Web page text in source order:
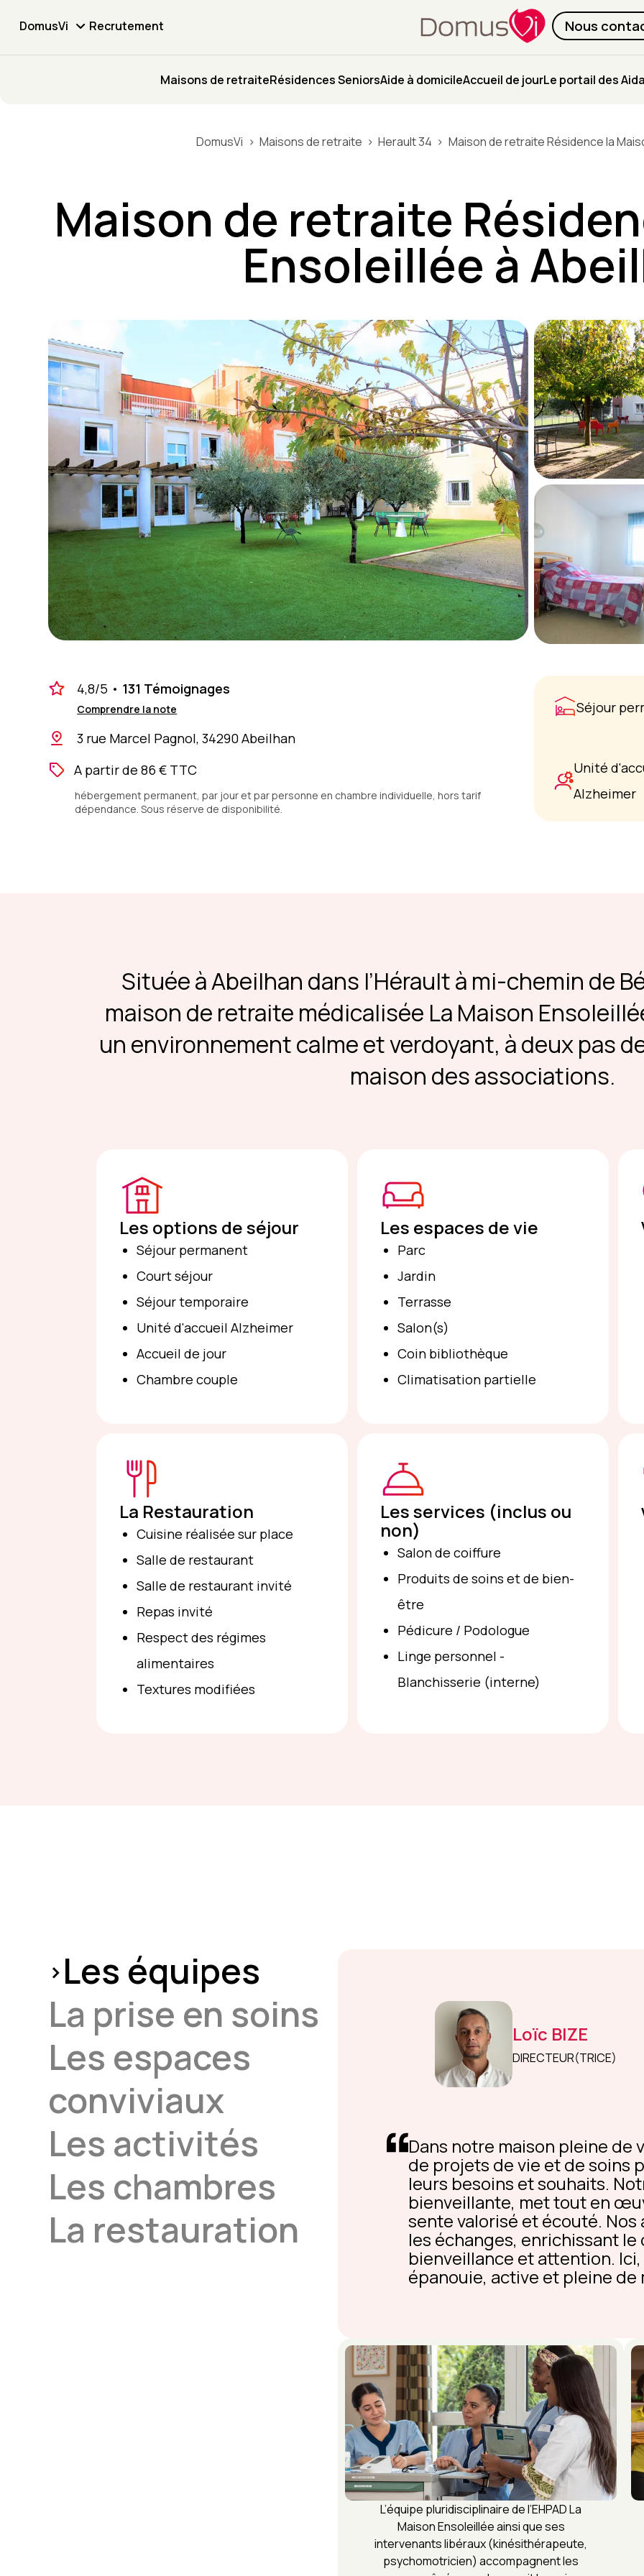
DomusVi Recrutement Nous
Maisons de retraiteRésidences SeniorsAide à domicileAccueil de jourLe portail des
DomusVi Maisons de retraite Herault 34 Maison de retraite Résidence la
Maison de retraite
Ensoleillée à
4,8/5 • 131 Témoignages
Comprendre la note
3 rue Marcel Pagnol, 34290 Abeilhan
A partir de 86 € TTC
hébergement permanent, par jour et par personne en chambre individuelle, hors tarif
dépendance. Sous réserve de disponibilité.
Séjour
Unité
Alzheimer
Située à Abeilhan dans l’Hérault à mi-chemin de
maison de retraite médicalisée La Maison
un environnement calme et verdoyant, à deux pas
maison des associations.
Les options de séjour
Séjour permanent
Court séjour
Séjour temporaire
Unité d'accueil Alzheimer
Accueil de jour
Chambre couple
Les espaces de vie
Parc
Jardin
Terrasse
Salon(s)
Coin bibliothèque
Climatisation partielle
La Restauration
Cuisine réalisée sur place
Salle de restaurant
Salle de restaurant invité
Repas invité
Respect des régimes
alimentaires
Textures modifiées
Les services (inclus ou
non)
Salon de coiffure
Produits de soins et de bien-
être
Pédicure / Podologue
Linge personnel -
Blanchisserie (interne)
Les équipes
La prise en soins
Les espaces
conviviaux
Les activités
Les chambres
La restauration
Loïc BIZE
DIRECTEUR(TRICE)
Dans notre maison pleine
de projets de vie et de soins
leurs besoins et souhaits.
bienveillante, met tout en
sente valorisé et écouté.
les échanges, enrichissant
bienveillance et attention.
épanouie, active et pleine de
L’équipe pluridisciplinaire de l’EHPAD La
Maison Ensoleillée ainsi que ses
intervenants libéraux (kinésithérapeute,
psychomotricien) accompagnent les